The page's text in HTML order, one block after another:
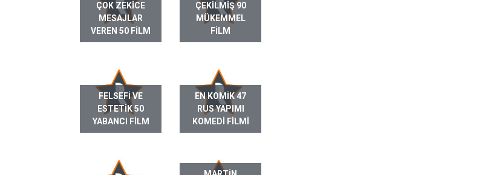
ÇOK ZEKICE
MESAJLAR
VEREN 50 FILM
ÇEKILMIŞ 90
MÜKEMMEL
FILM
FELSEFI VE
ESTETIK 50
YABANCI FILM
EN KOMIK 47
RUS YAPIMI
KOMEDI FILMI